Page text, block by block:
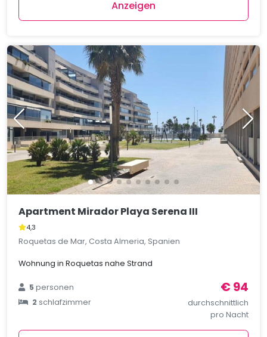
Anzeigen
Apartment Mirador Playa Serena III
4,3
Roquetas de Mar, Costa Almeria, Spanien
Wohnung in Roquetas nahe Strand
5personen
2schlafzimmer
€ 94
durchschnittlich
pro Nacht